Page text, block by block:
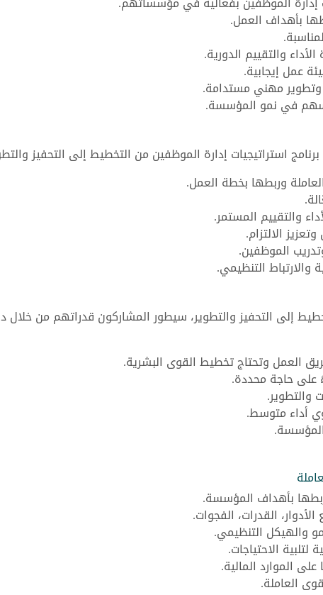
بأهداف العمل.
والتقييم الدورية.
عمل إيجابية.
مهني مستدامة.
تسهم في نمو المؤسسة.
استراتيجيات إدارة الموظفين من التخطيط إلى التحفيز
وربطها بخطة العمل.
والتقييم المستمر.
الالتزام.
الموظفين.
والارتباط التنظيمي.
إلى التحفيز والتطوير، سيطور المشاركون قدراتهم من خلال
العمل وتحتاج تخطيط القوى البشرية.
على حاجة محددة.
والتطوير.
أداء متوسط.
بأهداف المؤسسة.
القدرات، الفجوات.
والهيكل التنظيمي.
الاحتياجات.
الموارد المالية.
العاملة.